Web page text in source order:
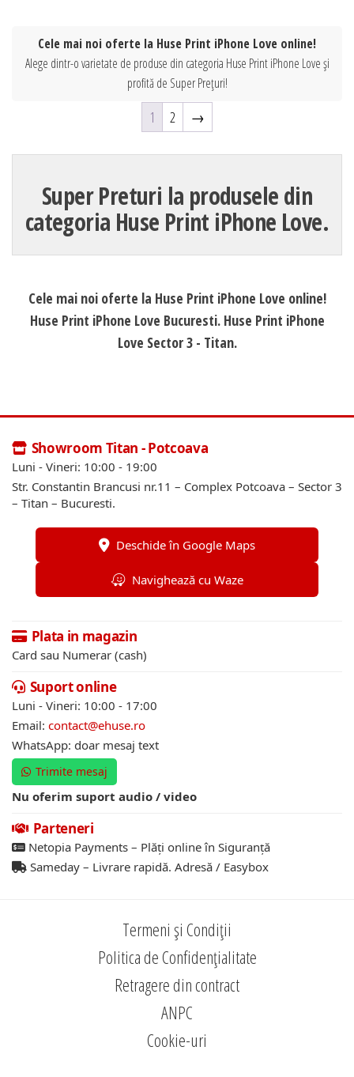
Cele mai noi oferte la Huse Print iPhone Love online!
Alege dintr-o varietate de produse din categoria Huse Print iPhone Love și
profită de Super Prețuri!
1 2 →
Super Preturi la produsele din
categoria Huse Print iPhone Love.
Cele mai noi oferte la Huse Print iPhone Love online!
Huse Print iPhone Love Bucuresti. Huse Print iPhone
Love Sector 3 - Titan.
Showroom Titan - Potcoava
Luni - Vineri: 10:00 - 19:00
Str. Constantin Brancusi nr.11 – Complex Potcoava – Sector 3
– Titan – Bucuresti.
Deschide în Google Maps
Navighează cu Waze
Plata in magazin
Card sau Numerar (cash)
Suport online
Luni - Vineri: 10:00 - 17:00
Email: contact@ehuse.ro
WhatsApp: doar mesaj text
Trimite mesaj
Nu oferim suport audio / video
Parteneri
Netopia Payments – Plăți online în Siguranță
Sameday – Livrare rapidă. Adresă / Easybox
Termeni și Condiții
Politica de Confidențialitate
Retragere din contract
ANPC
Cookie-uri